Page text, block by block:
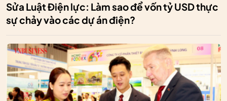
Sửa Luật Điện lực: Làm sao để vốn tỷ USD thực
sự chảy vào các dự án điện?